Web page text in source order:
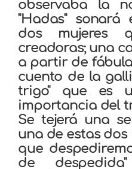
observaba la
"Hadas"
dos mujeres
creadoras; una
a partir de
cuento de la
trigo" que es
importancia del
Se tejerá una
una de estas
que
de